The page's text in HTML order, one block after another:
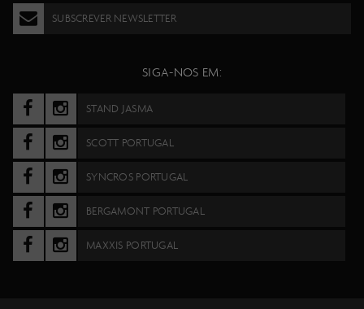
SUBSCREVER NEWSLETTER
SIGA-NOS EM:
STAND JASMA
SCOTT PORTUGAL
SYNCROS PORTUGAL
BERGAMONT PORTUGAL
MAXXIS PORTUGAL